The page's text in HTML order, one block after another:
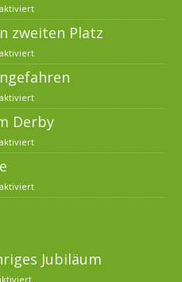
zweiten Platz
Derby
Jubiläum